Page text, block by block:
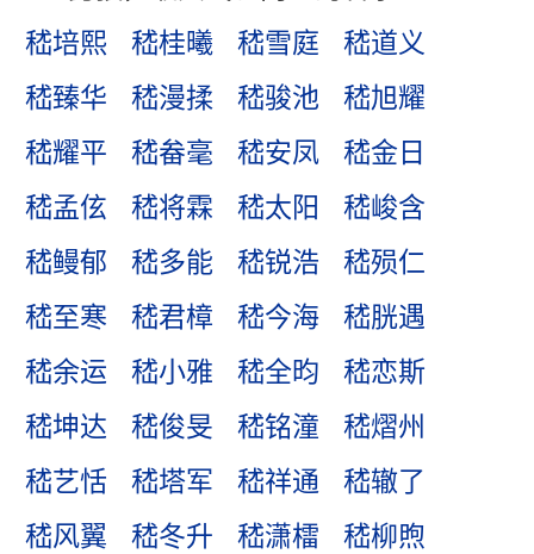
嵇培熙
嵇桂曦 嵇雪庭
嵇道义
嵇臻华
嵇漫揉 嵇骏池
嵇旭耀
嵇耀平
嵇畚毫 嵇安凤
嵇金日
嵇孟伭
嵇将霖 嵇太阳
嵇峻含
嵇鳗郁
嵇多能 嵇锐浩
嵇殒仁
嵇至寒
嵇君樟 嵇今海
嵇胱遇
嵇余运
嵇小雅 嵇全昀
嵇恋斯
嵇坤达
嵇俊旻 嵇铭潼
嵇熠州
嵇艺恬
嵇塔军 嵇祥通
嵇辙了
嵇风翼
嵇冬升 嵇潇檑
嵇柳煦